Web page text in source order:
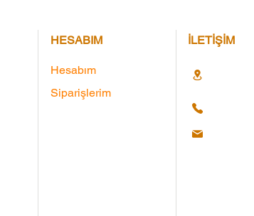
HESABIM
Hesabım
Siparişlerim
İLETİŞİM